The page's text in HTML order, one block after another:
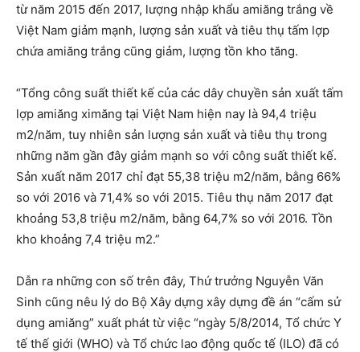
từ năm 2015 đến 2017, lượng nhập khẩu amiăng trắng về
Việt Nam giảm mạnh, lượng sản xuất và tiêu thụ tấm lợp
chứa amiăng trắng cũng giảm, lượng tồn kho tăng.
“Tổng công suất thiết kế của các dây chuyền sản xuất tấm
lợp amiăng ximăng tại Việt Nam hiện nay là 94,4 triệu
m2/năm, tuy nhiên sản lượng sản xuất và tiêu thụ trong
những năm gần đây giảm mạnh so với công suất thiết kế.
Sản xuất năm 2017 chỉ đạt 55,38 triệu m2/năm, bằng 66%
so với 2016 và 71,4% so với 2015. Tiêu thụ năm 2017 đạt
khoảng 53,8 triệu m2/năm, bằng 64,7% so với 2016. Tồn
kho khoảng 7,4 triệu m2.”
Dẫn ra những con số trên đây, Thứ trưởng Nguyễn Văn
Sinh cũng nêu lý do Bộ Xây dựng xây dựng đề án “cấm sử
dụng amiăng” xuất phát từ việc “ngày 5/8/2014, Tổ chức Y
tế thế giới (WHO) và Tổ chức lao động quốc tế (ILO) đã có